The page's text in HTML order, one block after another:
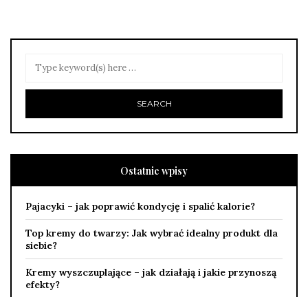
Ostatnie wpisy
Pajacyki – jak poprawić kondycję i spalić kalorie?
Top kremy do twarzy: Jak wybrać idealny produkt dla
siebie?
Kremy wyszczuplające – jak działają i jakie przynoszą
efekty?